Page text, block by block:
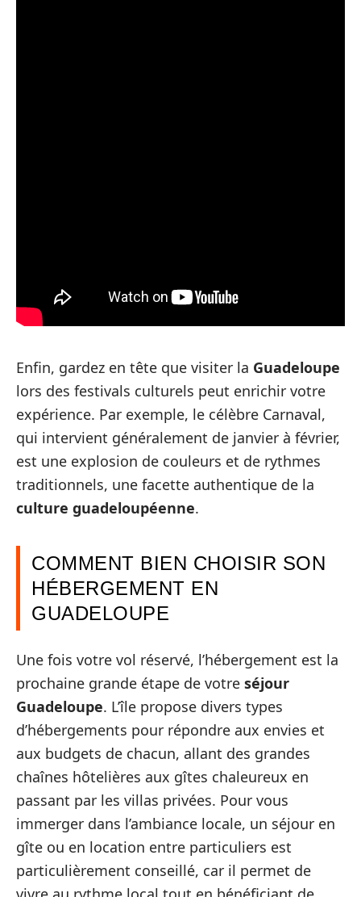
Enfin, gardez en tête que visiter la Guadeloupe
lors des festivals culturels peut enrichir votre
expérience. Par exemple, le célèbre Carnaval,
qui intervient généralement de janvier à février,
est une explosion de couleurs et de rythmes
traditionnels, une facette authentique de la
culture guadeloupéenne.
COMMENT BIEN CHOISIR SON
HÉBERGEMENT EN
GUADELOUPE
Une fois votre vol réservé, l’hébergement est la
prochaine grande étape de votre séjour
Guadeloupe. L’île propose divers types
d’hébergements pour répondre aux envies et
aux budgets de chacun, allant des grandes
chaînes hôtelières aux gîtes chaleureux en
passant par les villas privées. Pour vous
immerger dans l’ambiance locale, un séjour en
gîte ou en location entre particuliers est
particulièrement conseillé, car il permet de